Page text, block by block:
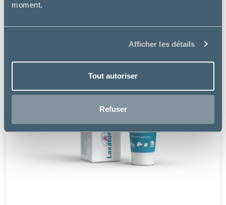
moment.
Afficher les détails
Tout autoriser
Refuser